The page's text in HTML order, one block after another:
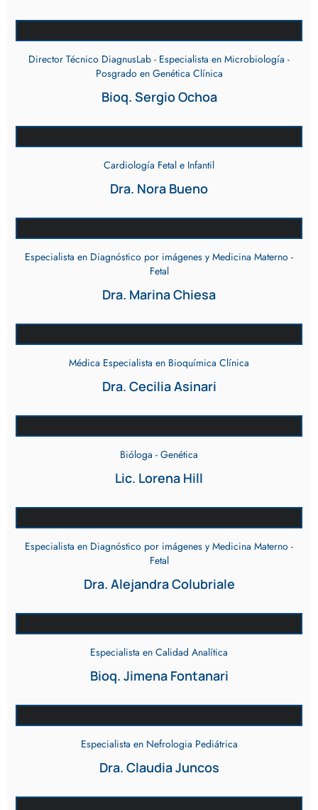
Director Técnico DiagnusLab - Especialista en Microbiología -
Posgrado en Genética Clínica
Bioq. Sergio Ochoa
Cardiología Fetal e Infantil
Dra. Nora Bueno
Especialista en Diagnóstico por imágenes y Medicina Materno -
Fetal
Dra. Marina Chiesa
Médica Especialista en Bioquímica Clínica
Dra. Cecilia Asinari
Bióloga - Genética
Lic. Lorena Hill
Especialista en Diagnóstico por imágenes y Medicina Materno -
Fetal
Dra. Alejandra Colubriale
Especialista en Calidad Analítica
Bioq. Jimena Fontanari
Especialista en Nefrologia Pediátrica
Dra. Claudia Juncos